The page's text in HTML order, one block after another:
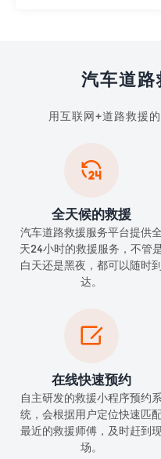
汽车道路
用互联网+道路救援

全天候的救援
汽车道路救援服务平台提供全
天24小时的救援服务，不管
白天还是黑夜，都可以随时到
达。

在线快速预约
自主研发的救援小程序预约系
统，会根据用户定位快速匹
最近的救援师傅，及时赶到
场。